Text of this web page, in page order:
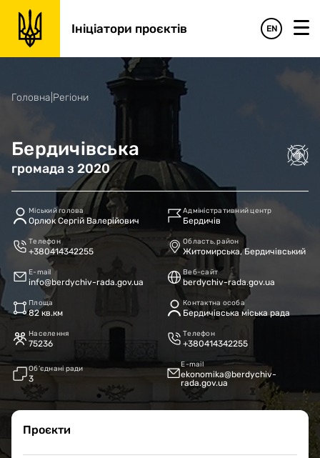
Ініціатори проєктів EN
Головна Регіони
Бердичівська
громадаз 2020
Міський голова
Орлюк Сергій Валерійович
Адміністративний центр
Бердичів
Телефон
+380414342255
Область, район
Житомирська, Бердичівський
E-mail
info@berdychiv-rada.gov.ua
Веб-сайт
berdychiv-rada.gov.ua
Площа
82 кв.км
Контактна особа
Бердичівська міська рада
Населення
75236
Телефон
+380414342255
Об’єднані ради
3
E-mail
ekonomika@berdychiv-
rada.gov.ua
Проєкти